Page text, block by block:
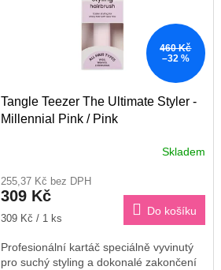
460 Kč
–32 %
Tangle Teezer The Ultimate Styler -
Millennial Pink / Pink
Skladem
255,37 Kč bez DPH
309 Kč
Měrná
309 Kč / 1 ks
Do košíku
Profesionální kartáč speciálně vyvinutý
pro suchý styling a dokonalé zakončení